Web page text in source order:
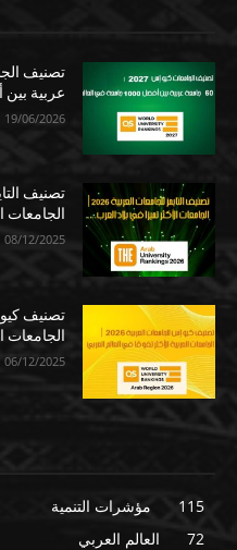
عربية بين أفضل 1000
19/06/2026
الجامعات
08/12/2025
الجامعات
06/12/2025
مؤشرات التنمية
115
العالم العربي
72